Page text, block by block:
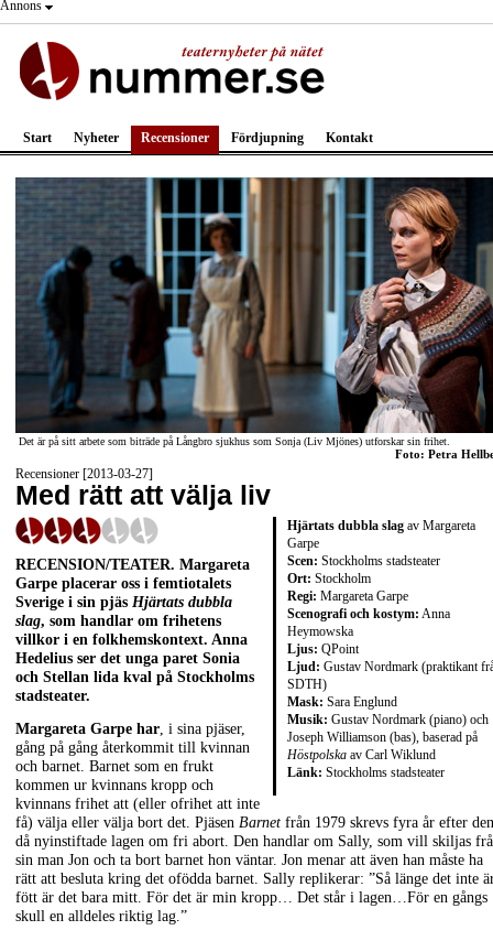
Annons
Start Nyheter Recensioner Fördjupning Kontakt
Det är på sitt arbete som biträde på Långbro sjukhus som Sonja (Liv Mjönes) utforskar sin frihet.
Foto: Petra
Recensioner [2013-03-27]
Med rätt att välja liv
Hjärtats dubbla slag av Margareta
Garpe
Scen: Stockholms stadsteater
Ort: Stockholm
Regi: Margareta Garpe
Scenografi och kostym: Anna
Heymowska
Ljus: QPoint
Ljud: Gustav Nordmark (praktikant
SDTH)
Mask: Sara Englund
Musik: Gustav Nordmark (piano) och
Joseph Williamson (bas), baserad på
Höstpolska av Carl Wiklund
Länk: Stockholms stadsteater
RECENSION/TEATER. Margareta
Garpe placerar oss i femtiotalets
Sverige i sin pjäs Hjärtats dubbla
slag, som handlar om frihetens
villkor i en folkhemskontext. Anna
Hedelius ser det unga paret Sonia
och Stellan lida kval på Stockholms
stadsteater.
Margareta Garpe har, i sina pjäser,
gång på gång återkommit till kvinnan
och barnet. Barnet som en frukt
kommen ur kvinnans kropp och
kvinnans frihet att (eller ofrihet att inte
få) välja eller välja bort det. Pjäsen Barnet från 1979 skrevs fyra år efter den
då nyinstiftade lagen om fri abort. Den handlar om Sally, som vill skiljas
sin man Jon och ta bort barnet hon väntar. Jon menar att även han måste ha
rätt att besluta kring det ofödda barnet. Sally replikerar: ”Så länge det inte
fött är det bara mitt. För det är min kropp… Det står i lagen…För en gångs
skull en alldeles riktig lag.”